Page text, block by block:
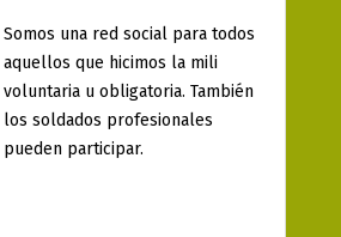
Somos una red social para todos
aquellos que hicimos la mili
voluntaria u obligatoria. También
los soldados profesionales
pueden participar.